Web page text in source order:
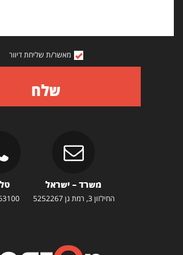
מאשר/ת שליחת דיוור
שלח
משרד – ישראל
החילזון 3, רמת גן 5252267